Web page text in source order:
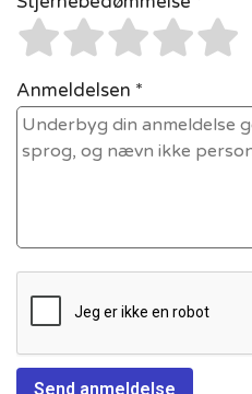
Anmeldelsen *